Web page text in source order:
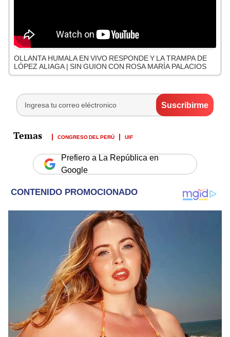
OLLANTA HUMALA EN VIVO RESPONDE Y LA TRAMPA DE
LÓPEZ ALIAGA | SIN GUION CON ROSA MARÍA PALACIOS
CONGRESO DEL PERÚ UIF
Prefiero a La República en
Google